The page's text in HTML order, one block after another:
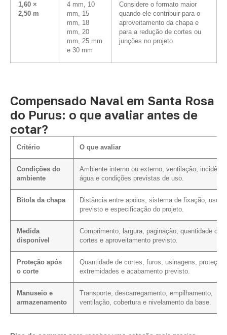
1,60 ×
2,50 m
4 mm, 10
mm, 15
mm, 18
mm, 20
mm, 25 mm
e 30 mm
Considere o formato maior
quando ele contribuir para o
aproveitamento da chapa e
para a redução de cortes ou
junções no projeto.
Compensado Naval em Santa Rosa
do Purus: o que avaliar antes de
cotar?
Critério O que avaliar
Condições do
ambiente
Ambiente interno ou externo, ventilação,
água e condições previstas de uso.
Bitola da chapa
Distância entre apoios, sistema de fixação, uso
previsto e especificação do projeto.
Medida
disponível
Comprimento, largura, paginação, quantidade de
cortes e aproveitamento previsto.
Proteção após
o corte
Quantidade de cortes, furos, usinagens, proteção
extremidades e acabamento previsto.
Manuseio e
armazenamento
Transporte, descarregamento, empilhamento,
ventilação, cobertura e nivelamento da base.